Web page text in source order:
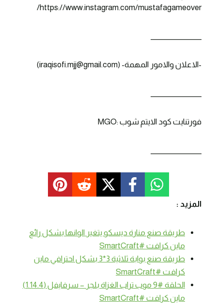
https://www.instagram.com/mustafagameover/
-الاعلان والامور المهمة- (iraqisofi.mjj@gmail.com)
فورتنايت كود الايتم شوب :MGO
المزيد :
طريقة صنع منارة ديسكو يتغير الوانها بشكل رائع
ماين كرافت #SmartCraft
طريقة صنع بوابة ثلاثية 3*3 بشكل احترافي ماين
كرافت #SmartCraft
الحلقة #9 موب تراب الغزاة بلجر – سرفايفل (1.14.4)
ماين كرافت #SmartCraft